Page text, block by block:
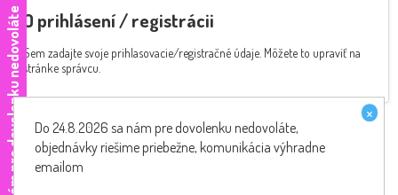
O prihlásení / registrácii
Sem zadajte svoje prihlasovacie/registračné údaje. Môžete to upraviť na
stránke správcu.
e ×
Do 24.8.2026 sa nám pre dovolenku nedovoláte,
objednávky riešime priebežne, komunikácia výhradne
emailom